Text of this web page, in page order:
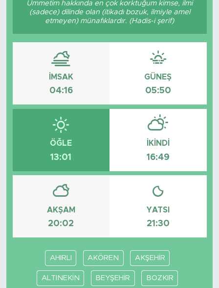
Ümmetim hakkında en çok korktuğum kimse, ilmi
(sadece) dilinde olan (itikadı bozuk, ilmiyle amel
etmeyen) münafıklardır. (Hadis-i şerif)
İMSAK
04:16
GÜNEŞ
05:50
ÖĞLE
13:01
İKINDI
16:49
AKŞAM
20:02
YATSI
21:30
AHIRLI AKÖREN AKŞEHİR
ALTINEKİN BEYŞEHİR BOZKIR
BİLİM-TEKNOLOJİ
RÖPÖRTAJ
ANALİZ
NOSTALJİ
YAZARLAR
POLİTİKA
KÜLTÜR SANAT